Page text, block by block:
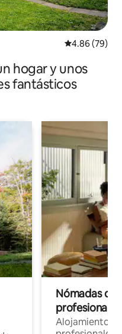
Calificación
4.86 (79)
hogar y unos
fantásticos
Nómadas
Alojamientos